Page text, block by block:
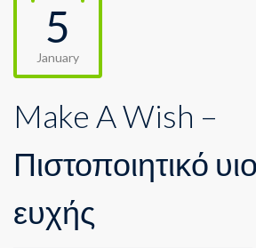
5
January
Make A Wish –
Πιστοποιητικό
ευχής